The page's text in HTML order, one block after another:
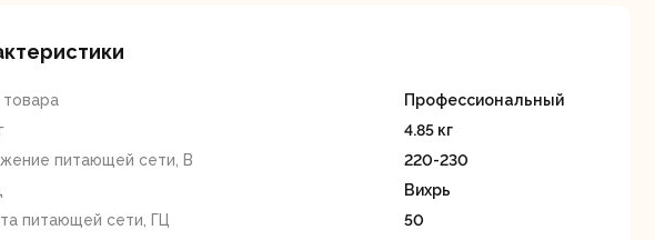
Перфораторы
товара
Профессиональный
4.85 кг
питающей сети, В
220-230
Вихрь
питающей сети, ГЦ
50